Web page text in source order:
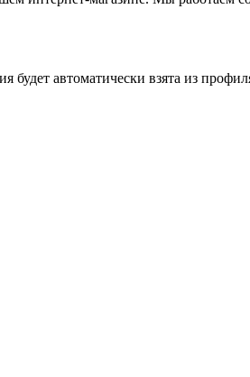
будет автоматически взята из